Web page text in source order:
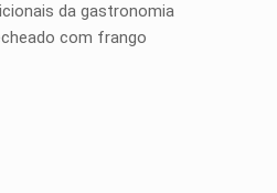
da gastronomia
com frango